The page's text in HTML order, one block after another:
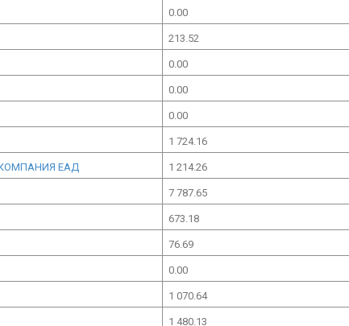
0.00
213.52
0.00
0.00
0.00
1 724.16
ЕАД 1 214.26
7 787.65
673.18
76.69
0.00
1 070.64
1 480.13